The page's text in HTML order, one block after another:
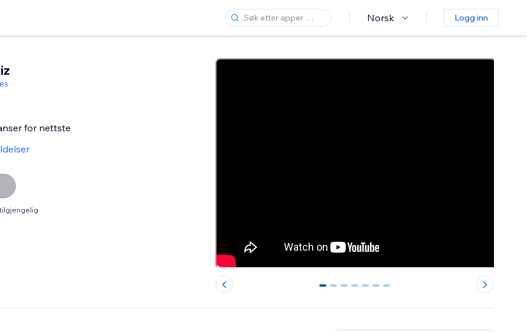
Norsk Logg inn
for nettste
0 1 2 3 4 5 6